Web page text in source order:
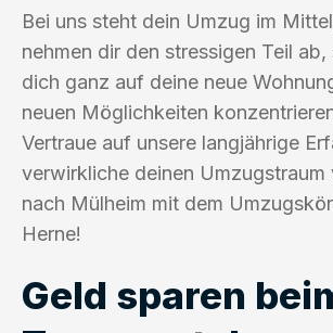
Bei uns steht dein Umzug im
nehmen dir den stressigen Teil ab,
dich ganz auf deine neue
neuen Möglichkeiten
Vertraue auf unsere langjährige
verwirkliche deinen Umzugstraum
nach Mülheim mit dem
Herne!
Geld sparen